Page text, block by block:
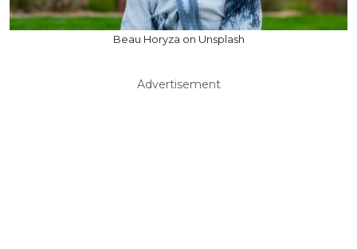
Beau Horyza on Unsplash
Advertisement